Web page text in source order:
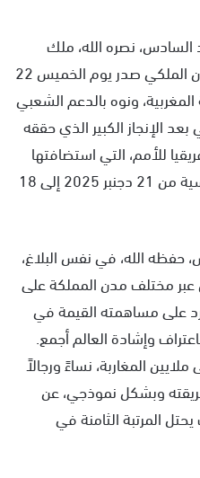
نصره الله، ملك
المغرب المفدى، في بلاغ للديوان الملكي صدر يوم الخميس 22
المغربية، ونوه بالدعم الشعبي
الإنجاز الكبير الذي حققه
الـ 35 لكأس إفريقيا للأمم، التي استضافتها
المملكة المغربية في أجواء حماسية من 21 دجنبر 2025 إلى 18
حفظه الله، في نفس البلاغ،
عبر مختلف مدن المملكة على
على مساهمته القيمة في
وإشادة العالم أجمع.
المغاربة، نساءً ورجالاً
وبشكل نموذجي، عن
المرتبة الثامنة في